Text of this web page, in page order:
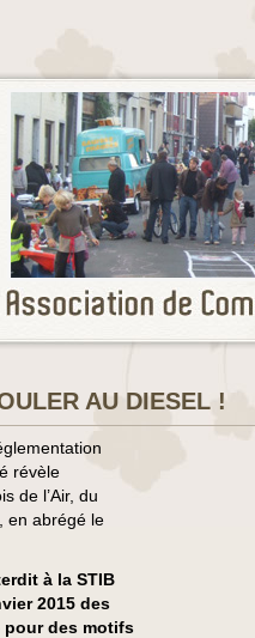
AU DIESEL !
révèle
de l’Air, du
en abrégé le
à la STIB
2015 des
des motifs